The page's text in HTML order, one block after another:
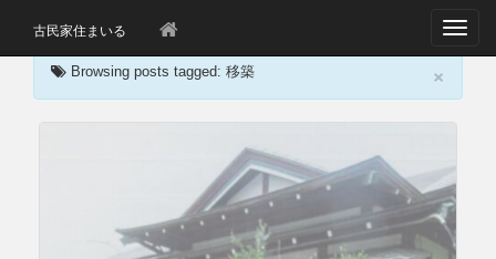
古民家住まいる
T
v
i
g
a
×
Browsing posts tagged: 移築